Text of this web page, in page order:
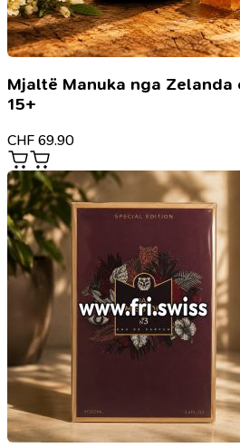
Mjaltë Manuka nga Zelanda
15+
CHF 69.90